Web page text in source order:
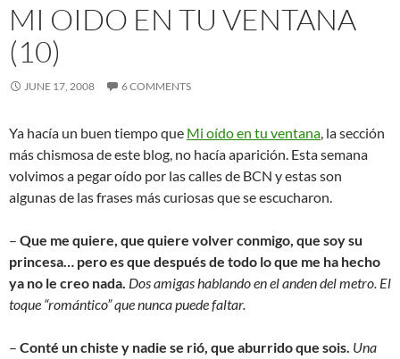
MI OIDO EN TU VENTANA
(10)
JUNE 17, 2008 6 COMMENTS
Ya hacía un buen tiempo que Mi oído en tu ventana, la sección
más chismosa de este blog, no hacía aparición. Esta semana
volvimos a pegar oído por las calles de BCN y estas son
algunas de las frases más curiosas que se escucharon.
– Que me quiere, que quiere volver conmigo, que soy su
princesa… pero es que después de todo lo que me ha hecho
ya no le creo nada. Dos amigas hablando en el anden del metro. El
toque “romántico” que nunca puede faltar.
– Conté un chiste y nadie se rió, que aburrido que sois. Una